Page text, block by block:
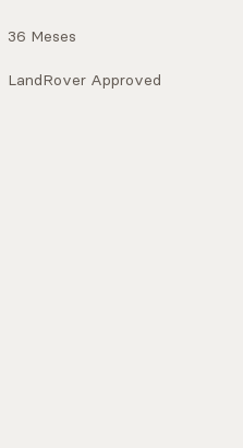
36 Meses
LandRover Approved